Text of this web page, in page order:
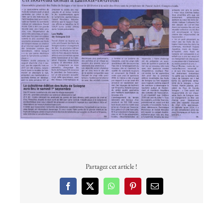
agrandie
Partagez cet article !
Facebook
X WhatsAppPinterestEmail